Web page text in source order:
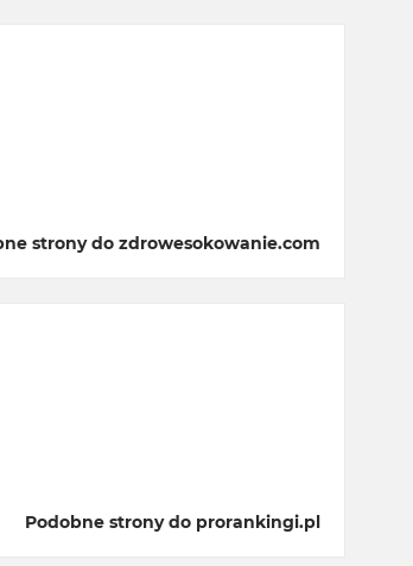
strony do zdrowesokowanie.com
Podobne strony do prorankingi.pl